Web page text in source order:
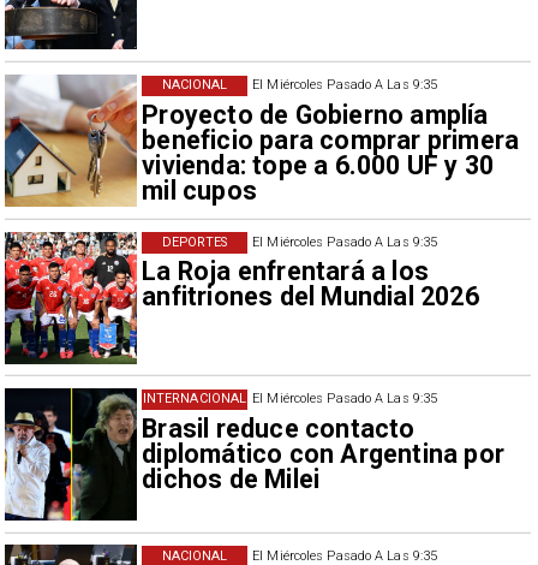
El Miércoles Pasado A Las 9:35
Proyecto de Gobierno amplía
beneficio para comprar primera
vivienda: tope a 6.000 UF y 30
mil cupos
NACIONAL
El Miércoles Pasado A Las 9:35
La Roja enfrentará a los
anfitriones del Mundial 2026
DEPORTES
El Miércoles Pasado A Las 9:35
Brasil reduce contacto
diplomático con Argentina por
dichos de Milei
INTERNACIONAL
El Miércoles Pasado A Las 9:35
NACIONAL